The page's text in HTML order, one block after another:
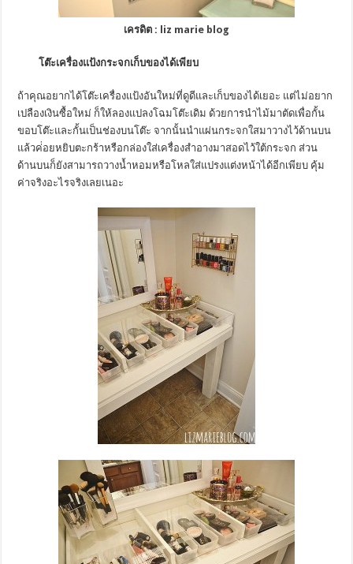
เครดิต : liz marie blog
โต๊ะเครื่องแป้งกระจกเก็บของได้เพียบ
ถ้าคุณอยากได้โต๊ะเครื่องแป้งอันใหม่ที่ดูดีและเก็บของได้เยอะ แต่ไม่อยาก
เปลืองเงินซื้อใหม่ ก็ให้ลองแปลงโฉมโต๊ะเดิม ด้วยการนำไม้มาตัดเพื่อกั้น
ขอบโต๊ะและกั้นเป็นช่องบนโต๊ะ จากนั้นนำแผ่นกระจกใสมาวางไว้ด้านบน
แล้วค่่อยหยิบตะกร้าหรือกล่องใส่เครื่องสำอางมาสอดไว้ใต้กระจก ส่วน
ด้านบนก็ยังสามารถวางน้ำหอมหรือโหลใส่แปรงแต่งหน้าได้อีกเพียบ คุ้ม
ค่าจริงอะไรจริงเลยเนอะ